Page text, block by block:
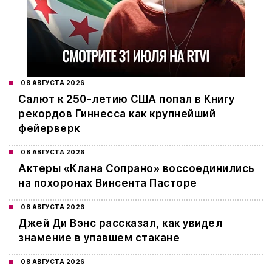
08 АВГУСТА 2026
Салют к 250-летию США попал в Книгу
рекордов Гиннесса как крупнейший
фейерверк
08 АВГУСТА 2026
Актеры «Клана Сопрано» воссоединились
на похоронах Винсента Пасторе
08 АВГУСТА 2026
Джей Ди Вэнс рассказал, как увидел
знамение в упавшем стакане
08 АВГУСТА 2026